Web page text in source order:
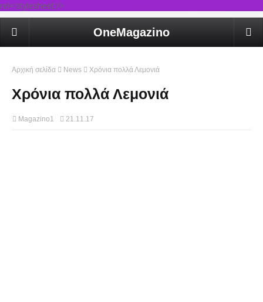
rel='stylesheet'/>
OneMagazino
Αρχική σελίδα News Χρόνια πολλά Λεμονιά
Χρόνια πολλά Λεμονιά
Magazino1 21.11.17